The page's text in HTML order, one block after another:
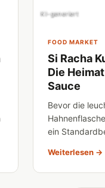
KI-generiert
FOOD MARKET
Si Racha
Die
Sauce
Bevor die
ein
Weiterlesen →